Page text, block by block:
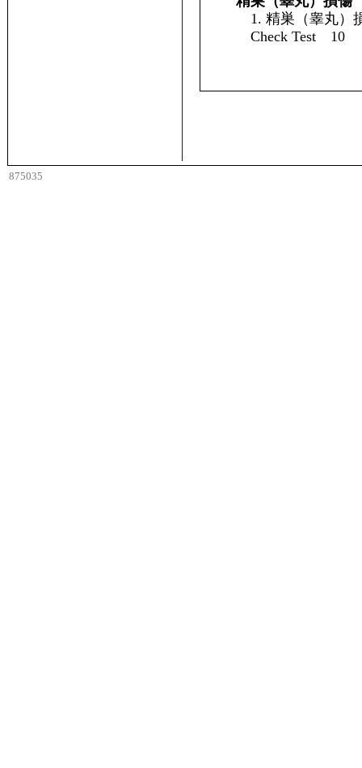
1. 精巣（睾丸）
Check Test 10
875035